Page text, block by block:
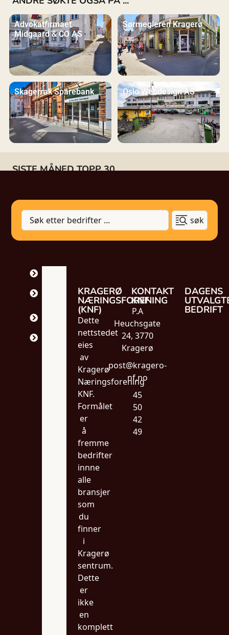
Advokatfirmaet
Midgaard & CO AS
Sørmegleren Kragerø
Skagerrak Sparebank Oslo Webdesign AS
SISTE MÅNED TOPP 30 ...
søk
HELSE &
VELVÆRE
TJENESTER
KRAGERØ
NÆRINGSFORENING
(KNF)
Dette
nettstedet
eies
av
Kragerø
Næringsforening
KNF.
Formålet
er
å
fremme
bedrifter
innne
alle
bransjer
som
du
finner
i
Kragerø
sentrum.
Dette
er
ikke
en
komplett
KONTAKT
KNF
P.A
Heuchsgate
24, 3770
Kragerø
post@kragero-
nf.no
45
50
42
49
DAGENS
BEDRIFT